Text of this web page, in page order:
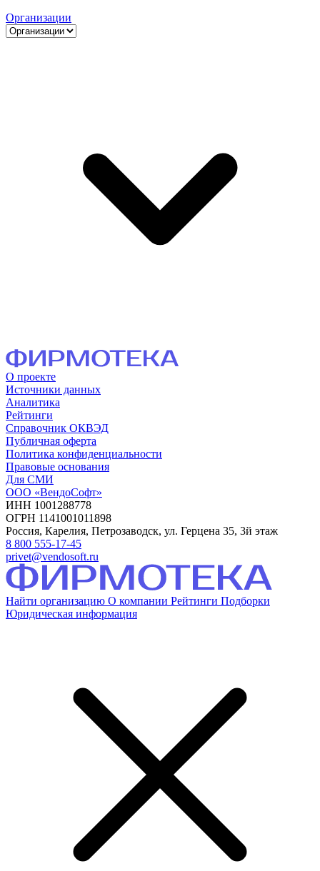
Организации
О проекте
Источники данных
Аналитика
Рейтинги
Справочник ОКВЭД
Публичная оферта
Политика конфиденциальности
Правовые основания
Для СМИ
ООО «ВендоСофт»
ИНН 1001288778
ОГРН 1141001011898
Россия, Карелия, Петрозаводск, ул. Герцена 35, 3й этаж
8 800 555-17-45
privet@vendosoft.ru
Найти организацию О компании Рейтинги Подборки
Юридическая информация